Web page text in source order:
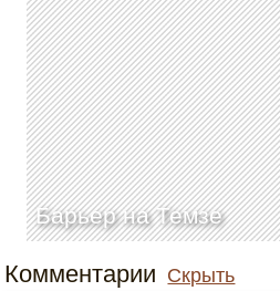
Барьер на Темзе
Комментарии Скрыть